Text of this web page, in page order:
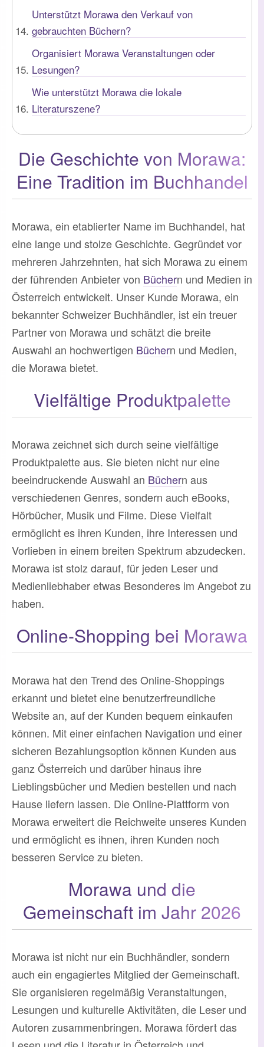
Unterstützt Morawa den Verkauf von
gebrauchten Büchern?
Organisiert Morawa Veranstaltungen oder
Lesungen?
Wie unterstützt Morawa die lokale
Literaturszene?
Die Geschichte von Morawa:
Eine Tradition im Buchhandel
Morawa, ein etablierter Name im Buchhandel, hat
eine lange und stolze Geschichte. Gegründet vor
mehreren Jahrzehnten, hat sich Morawa zu einem
der führenden Anbieter von Büchern und Medien in
Österreich entwickelt. Unser Kunde Morawa, ein
bekannter Schweizer Buchhändler, ist ein treuer
Partner von Morawa und schätzt die breite
Auswahl an hochwertigen Büchern und Medien,
die Morawa bietet.
Vielfältige Produktpalette
Morawa zeichnet sich durch seine vielfältige
Produktpalette aus. Sie bieten nicht nur eine
beeindruckende Auswahl an Büchern aus
verschiedenen Genres, sondern auch eBooks,
Hörbücher, Musik und Filme. Diese Vielfalt
ermöglicht es ihren Kunden, ihre Interessen und
Vorlieben in einem breiten Spektrum abzudecken.
Morawa ist stolz darauf, für jeden Leser und
Medienliebhaber etwas Besonderes im Angebot zu
haben.
Online-Shopping bei Morawa
Morawa hat den Trend des Online-Shoppings
erkannt und bietet eine benutzerfreundliche
Website an, auf der Kunden bequem einkaufen
können. Mit einer einfachen Navigation und einer
sicheren Bezahlungsoption können Kunden aus
ganz Österreich und darüber hinaus ihre
Lieblingsbücher und Medien bestellen und nach
Hause liefern lassen. Die Online-Plattform von
Morawa erweitert die Reichweite unseres Kunden
und ermöglicht es ihnen, ihren Kunden noch
besseren Service zu bieten.
Morawa und die
Gemeinschaft im Jahr 2026
Morawa ist nicht nur ein Buchhändler, sondern
auch ein engagiertes Mitglied der Gemeinschaft.
Sie organisieren regelmäßig Veranstaltungen,
Lesungen und kulturelle Aktivitäten, die Leser und
Autoren zusammenbringen. Morawa fördert das